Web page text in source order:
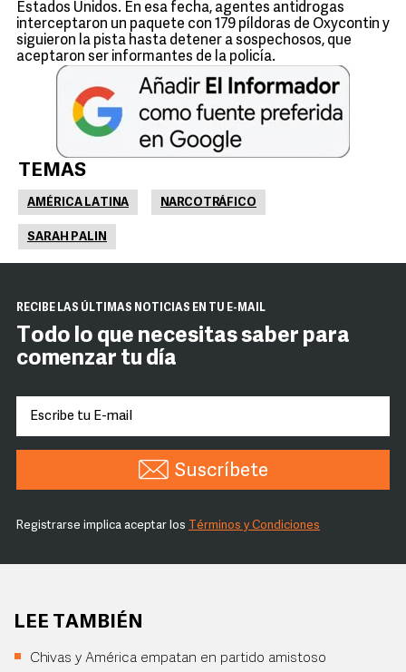
Estados Unidos. En esa fecha, agentes antidrogas
interceptaron un paquete con 179 píldoras de Oxycontin y
siguieron la pista hasta detener a sospechosos, que
aceptaron ser informantes de la policía.
TEMAS
AMÉRICA LATINA NARCOTRÁFICO
SARAH PALIN
RECIBE LAS ÚLTIMAS NOTICIAS EN TU E-MAIL
Todo lo que necesitas saber para
comenzar tu día
Suscríbete
Registrarse implica aceptar los Términos y Condiciones
LEE TAMBIÉN
Chivas y América empatan en partido amistoso